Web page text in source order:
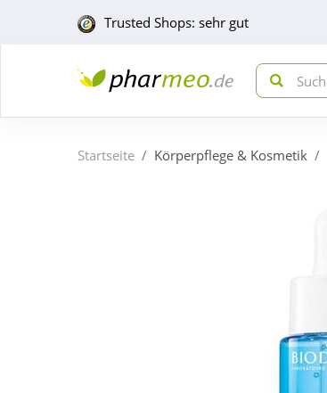
Trusted Shops: sehr gut
Startseite Körperpflege & Kosmetik